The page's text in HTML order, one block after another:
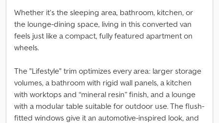
Whether it’s the sleeping area, bathroom, kitchen, or
the lounge-dining space, living in this converted van
feels just like a compact, fully featured apartment on
wheels.
The "Lifestyle" trim optimizes every area: larger storage
volumes, a bathroom with rigid wall panels, a kitchen
with worktops and “mineral resin” finish, and a lounge
with a modular table suitable for outdoor use. The flush-
fitted windows give it an automotive-inspired look, and